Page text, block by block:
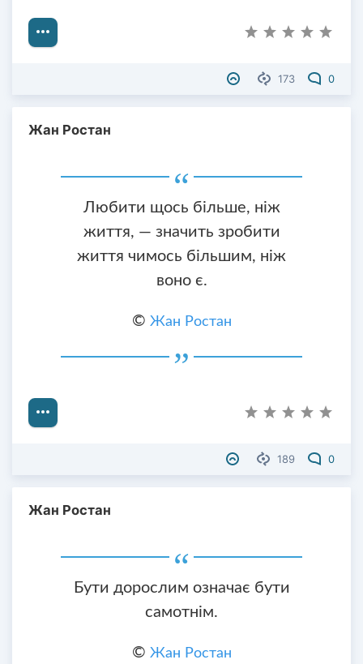
173 0
Жан Ростан
Любити щось більше, ніж
життя, — значить зробити
життя чимось більшим, ніж
воно є.
© Жан Ростан
189 0
Жан Ростан
Бути дорослим означає бути
самотнім.
© Жан Ростан